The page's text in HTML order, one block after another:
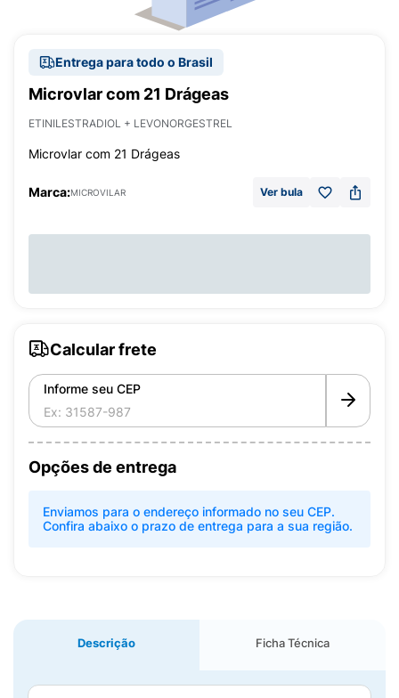
Entrega para todo o Brasil
Microvlar com 21 Drágeas
ETINILESTRADIOL + LEVONORGESTREL
Microvlar com 21 Drágeas
Marca:MICROVILAR Ver bula
Calcular frete
Informe seu CEP
Opções de entrega
Enviamos para o endereço informado no seu CEP.
Confira abaixo o prazo de entrega para a sua região.
Descrição Ficha Técnica